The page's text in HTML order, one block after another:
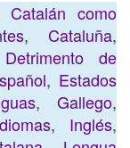
Catalán como
, Cataluña,
Detrimento de
, Estados
, Gallego,
, Inglés,